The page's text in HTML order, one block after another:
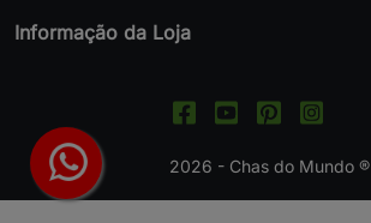
Informação da Loja
2026 - Chas do Mundo ®